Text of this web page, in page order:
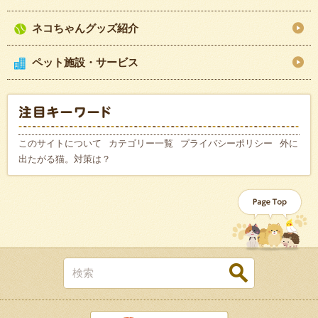
ネコちゃんグッズ紹介
ペット施設・サービス
このサイトについて カテゴリー一覧 プライバシーポリシー
外に
出たがる猫。対策は？